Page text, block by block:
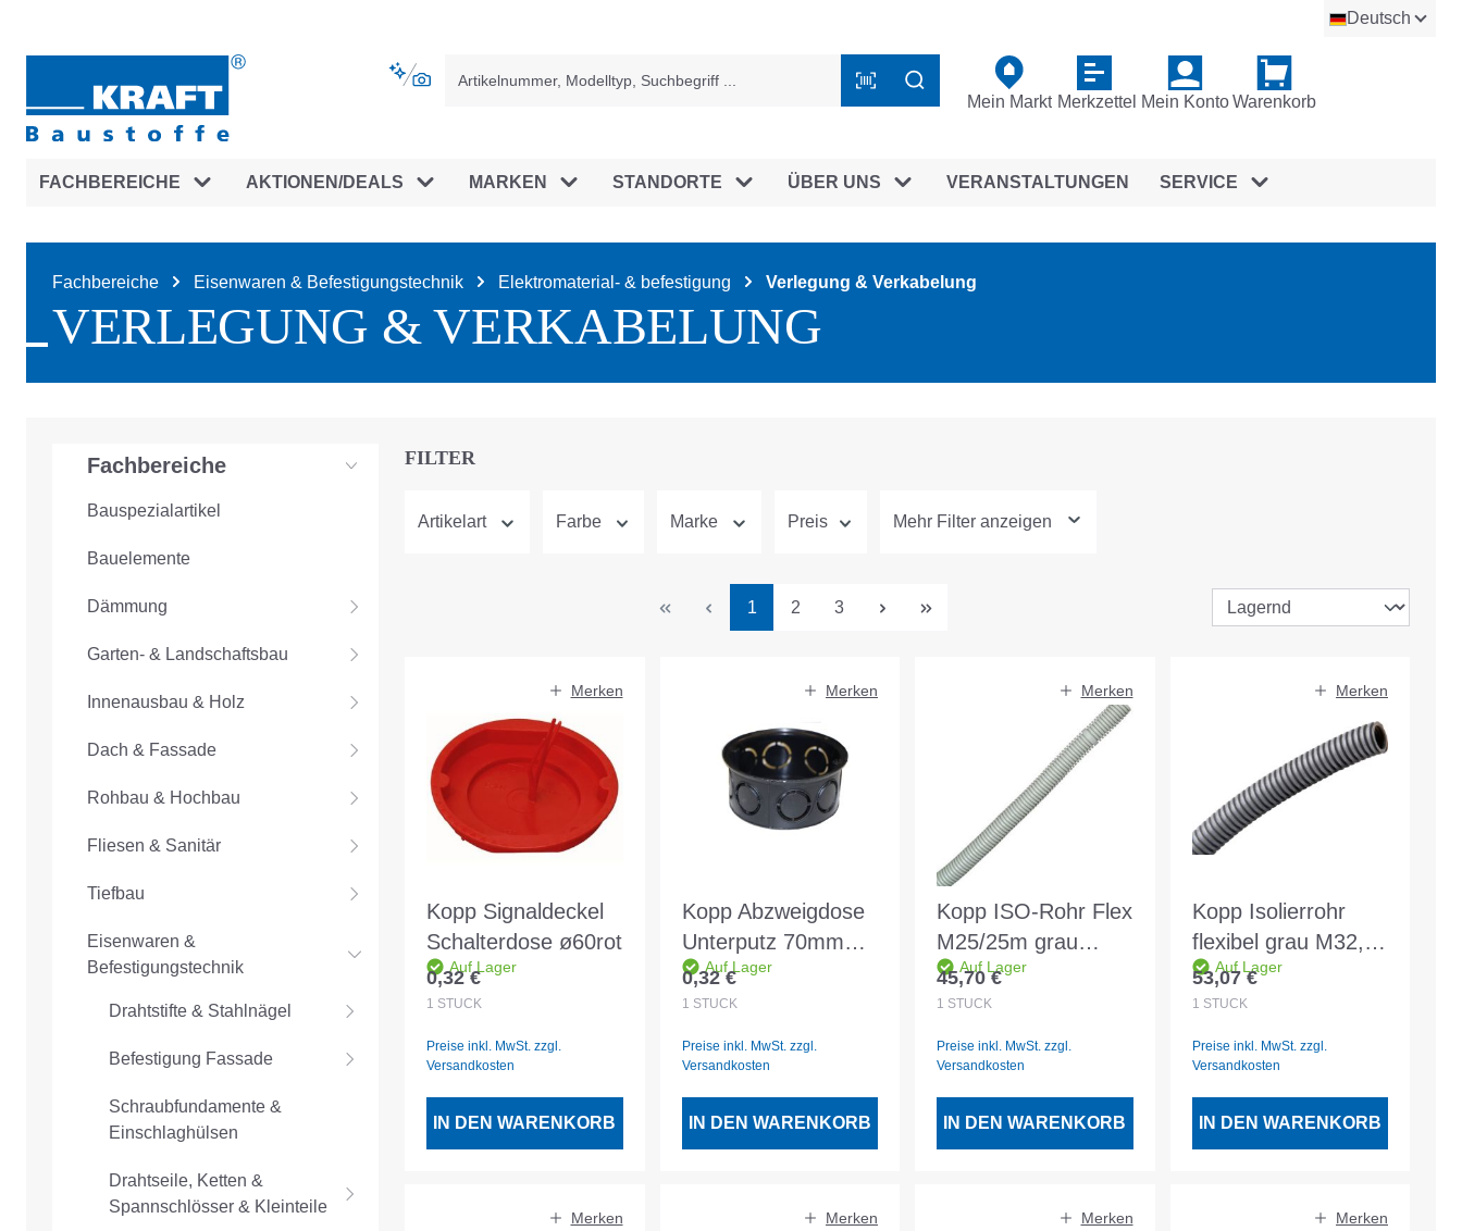
Deutsch
Mein Markt Merkzettel Mein KontoWarenkorb
FACHBEREICHE AKTIONEN/DEALS MARKEN STANDORTE ÜBER UNS VERANSTALTUNGEN SERVICE
Fachbereiche Eisenwaren & Befestigungstechnik Elektromaterial- & befestigung Verlegung & Verkabelung
VERLEGUNG & VERKABELUNG
Fachbereiche
Bauspezialartikel
Bauelemente
Dämmung
Garten- & Landschaftsbau
Innenausbau & Holz
Dach & Fassade
Rohbau & Hochbau
Fliesen & Sanitär
Tiefbau
Eisenwaren &
Befestigungstechnik
Drahtstifte & Stahlnägel
Befestigung Fassade
Schraubfundamente &
Einschlaghülsen
Drahtseile, Ketten &
Spannschlösser & Kleinteile
FILTER
Artikelart Farbe Marke Preis Mehr Filter anzeigen
Seite
1 Seite
2 Seite
3
Merken
Kopp Signaldeckel
Schalterdose ø60rot
Auf Lager
Regulärer Preis:
0,32 €
1 STÜCK
Preise inkl. MwSt. zzgl.
Versandkosten
IN DEN WARENKORB
Merken
Kopp Abzweigdose
Unterputz 70mm
36mm tief
Auf Lager
Regulärer Preis:
0,32 €
1 STÜCK
Preise inkl. MwSt. zzgl.
Versandkosten
IN DEN WARENKORB
Merken
Kopp ISO-Rohr Flex
M25/25m grau
mittlere Ausführung
750 N Betonfest
Auf Lager
Regulärer Preis:
45,70 €
1 STÜCK
Preise inkl. MwSt. zzgl.
Versandkosten
IN DEN WARENKORB
Merken
Kopp Isolierrohr
flexibel grau M32,
25m 750N,
betonfest
Auf Lager
Regulärer Preis:
53,07 €
1 STÜCK
Preise inkl. MwSt. zzgl.
Versandkosten
IN DEN WARENKORB
Merken Merken Merken Merken